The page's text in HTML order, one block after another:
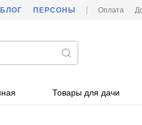
БЛОГ ПЕРСОНЫ Оплата
Товары для дачи